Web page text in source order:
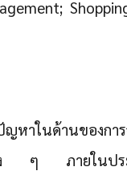
หาในด้านของกา
ง ๆ ภายในประ